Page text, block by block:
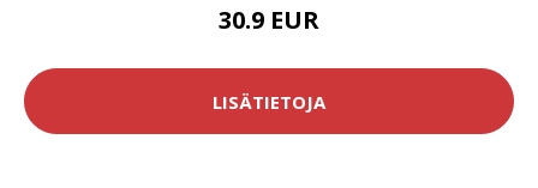
30.9 EUR
LISÄTIETOJA